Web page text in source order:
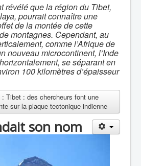
révélé que la région du Tibet,
pourrait connaître une
de la montée de cette
montagnes. Cependant, au
comme l’Afrique de
nouveau microcontinent, l’Inde
se séparant en
100 kilomètres d’épaisseur
: Tibet : des chercheurs font une
sur la plaque tectonique indienne
son nom